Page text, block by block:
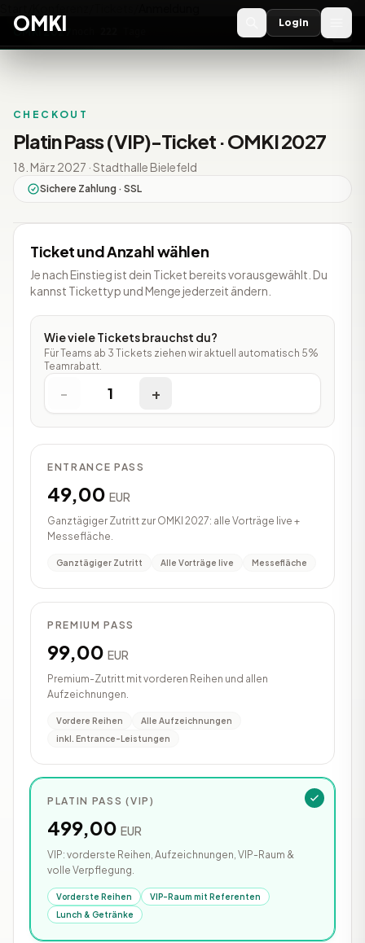
OMKI 2027
OMKI Login
CHECKOUT
Platin Pass (VIP)-Ticket · OMKI 2027
18. März 2027 · Stadthalle Bielefeld
Sichere Zahlung · SSL
Ticket und Anzahl wählen
Je nach Einstieg ist dein Ticket bereits vorausgewählt. Du
kannst Tickettyp und Menge jederzeit ändern.
Wie viele Tickets brauchst du?
Für Teams ab 3 Tickets ziehen wir aktuell automatisch 5%
Teamrabatt.
- 1 +
ENTRANCE PASS
49,00 EUR
Ganztägiger Zutritt zur OMKI 2027: alle Vorträge live +
Messefläche.
Ganztägiger Zutritt Alle Vorträge live Messefläche
PREMIUM PASS
99,00 EUR
Premium-Zutritt mit vorderen Reihen und allen
Aufzeichnungen.
Vordere Reihen
Alle Aufzeichnungen
inkl. Entrance-Leistungen
PLATIN PASS (VIP)
499,00 EUR
VIP: vorderste Reihen, Aufzeichnungen, VIP-Raum &
volle Verpflegung.
Vorderste Reihen
VIP-Raum mit Referenten
Lunch & Getränke